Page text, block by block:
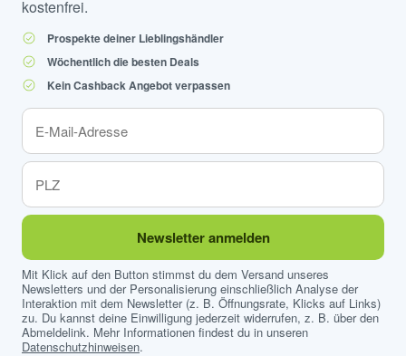
kostenfrei.
Prospekte deiner Lieblingshändler
Wöchentlich die besten Deals
Kein Cashback Angebot verpassen
Newsletter anmelden
Mit Klick auf den Button stimmst du dem Versand unseres
Newsletters und der Personalisierung einschließlich Analyse der
Interaktion mit dem Newsletter (z. B. Öffnungsrate, Klicks auf Links)
zu. Du kannst deine Einwilligung jederzeit widerrufen, z. B. über den
Abmeldelink. Mehr Informationen findest du in unseren
Datenschutzhinweisen.